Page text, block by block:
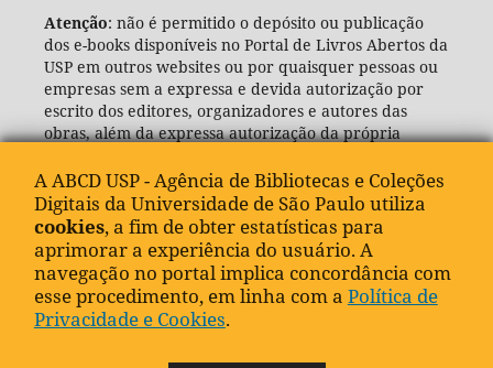
Atenção: não é permitido o depósito ou publicação
dos e-books disponíveis no Portal de Livros Abertos da
USP em outros websites ou por quaisquer pessoas ou
empresas sem a expressa e devida autorização por
escrito dos editores, organizadores e autores das
obras, além da expressa autorização da própria
(ABCD-USP).
A ABCD USP - Agência de Bibliotecas e Coleções
Digitais da Universidade de São Paulo utiliza
cookies, a fim de obter estatísticas para
aprimorar a experiência do usuário. A
navegação no portal implica concordância com
esse procedimento, em linha com a Política de
Privacidade e Cookies.